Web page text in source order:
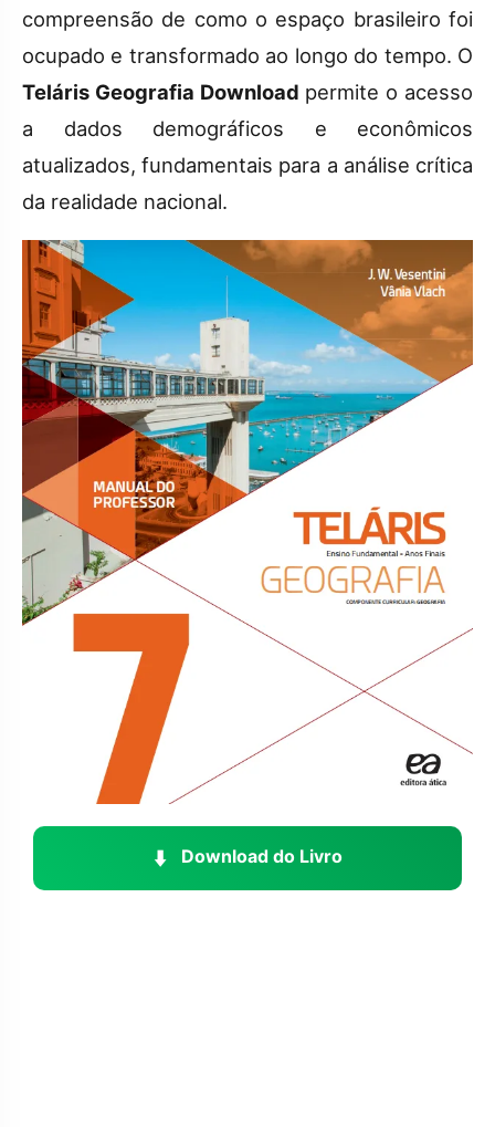
compreensão de como o espaço brasileiro foi
ocupado e transformado ao longo do tempo. O
Teláris Geografia Download permite o acesso
a dados demográficos e econômicos
atualizados, fundamentais para a análise crítica
da realidade nacional.
⬇️ Download do Livro